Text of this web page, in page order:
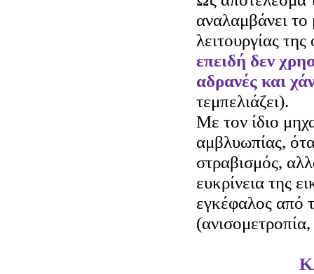
αναλαμβάνει το
λειτουργίας
επειδή δεν
αδρανές και
τεμπελιάζει).
Με τον ίδιο
αμβλυωπίας,
στραβισμός,
ευκρίνεια της
εγκέφαλος από